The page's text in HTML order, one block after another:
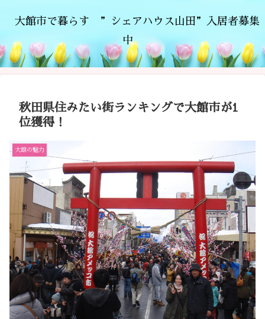
大館市で暮らす ”シェアハウス山田”入居者募集
中
秋田県住みたい街ランキングで大館市が1
位獲得！
大館の魅力